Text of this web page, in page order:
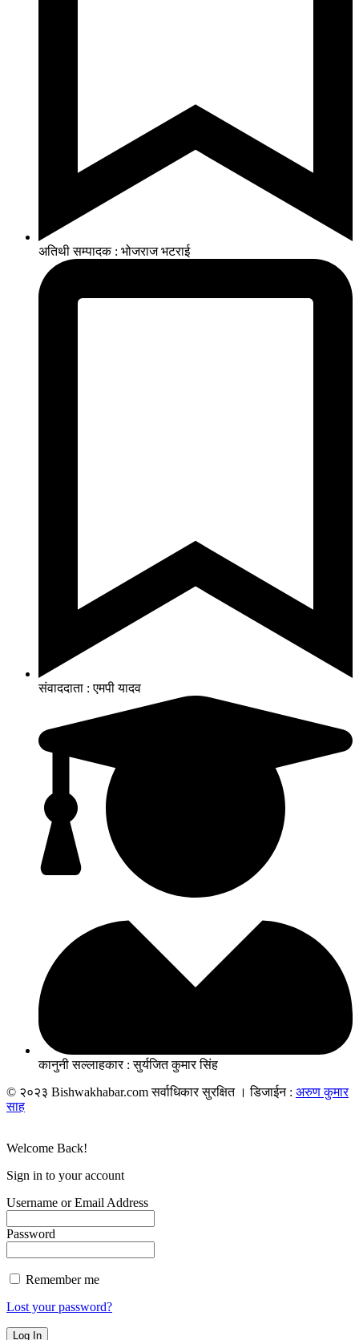
अतिथी सम्पादक : भोजराज भटराई
संवाददाता : एमपी यादव
कानुनी सल्लाहकार : सुर्यजित कुमार सिंह
© २०२३ Bishwakhabar.com सर्वाधिकार सुरक्षित । डिजाईन : अरुण कुमार
साह
Welcome Back!
Sign in to your account
Username or Email Address
Password
Remember me
Lost your password?